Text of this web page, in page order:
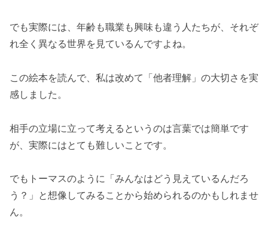
でも実際には、年齢も職業も興味も違う人たちが、それぞ
れ全く異なる世界を見ているんですよね。
この絵本を読んで、私は改めて「他者理解」の大切さを実
感しました。
相手の立場に立って考えるというのは言葉では簡単です
が、実際にはとても難しいことです。
でもトーマスのように「みんなはどう見えているんだろ
う？」と想像してみることから始められるのかもしれませ
ん。